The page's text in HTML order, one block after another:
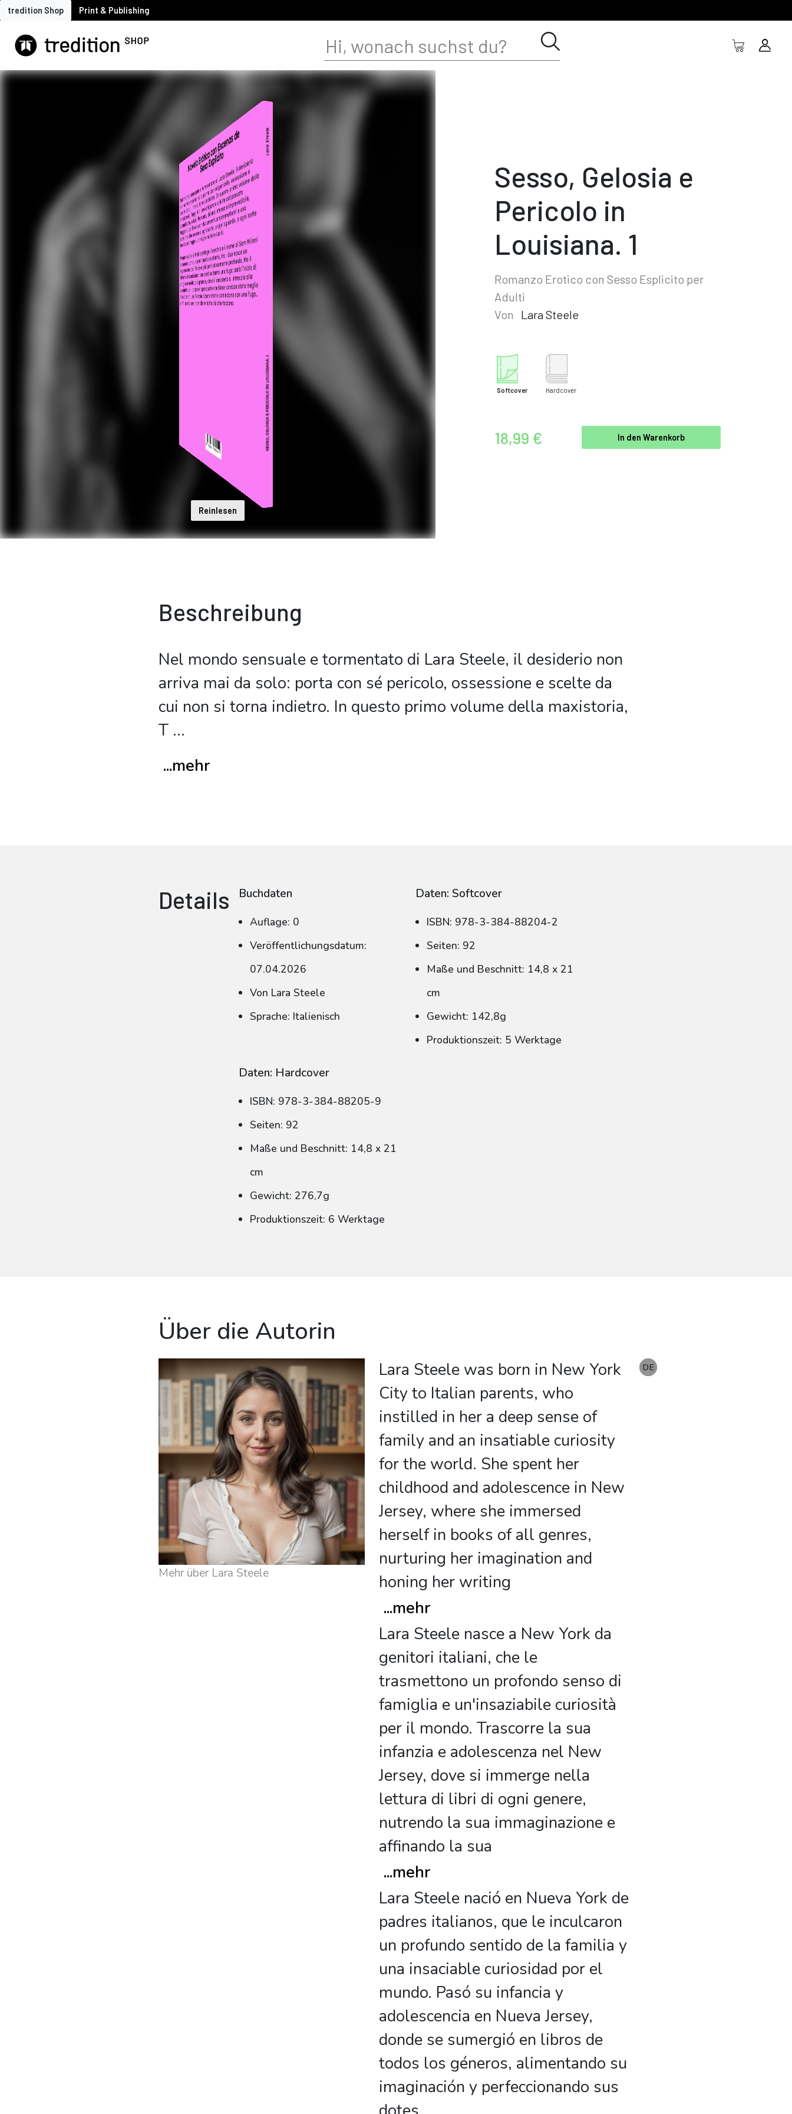
tredition Shop Print & Publishing
Reinlesen
Sesso, Gelosia e
Pericolo in
Louisiana. 1
Romanzo Erotico con Sesso Esplicito per
Adulti
Von
Lara Steele
Softcover Hardcover
18,99 € In den Warenkorb
Beschreibung
Nel mondo sensuale e tormentato di Lara Steele, il desiderio non
arriva mai da solo: porta con sé pericolo, ossessione e scelte da
cui non si torna indietro. In questo primo volume della maxistoria,
T...
...mehr
Details Buchdaten
Auflage: 0
Veröffentlichungsdatum:
07.04.2026
Von Lara Steele
Sprache: Italienisch
Daten: Softcover
ISBN: 978-3-384-88204-2
Seiten: 92
Maße und Beschnitt: 14,8 x 21
cm
Gewicht: 142,8g
Produktionszeit: 5 Werktage
Daten: Hardcover
ISBN: 978-3-384-88205-9
Seiten: 92
Maße und Beschnitt: 14,8 x 21
cm
Gewicht: 276,7g
Produktionszeit: 6 Werktage
Über die Autorin
Mehr über Lara Steele
Lara Steele was born in New York
City to Italian parents, who
instilled in her a deep sense of
family and an insatiable curiosity
for the world. She spent her
childhood and adolescence in New
Jersey, where she immersed
herself in books of all genres,
nurturing her imagination and
honing her writing
...mehr
Lara Steele nasce a New York da
genitori italiani, che le
trasmettono un profondo senso di
famiglia e un'insaziabile curiosità
per il mondo. Trascorre la sua
infanzia e adolescenza nel New
Jersey, dove si immerge nella
lettura di libri di ogni genere,
nutrendo la sua immaginazione e
affinando la sua
...mehr
Lara Steele nació en Nueva York de
padres italianos, que le inculcaron
un profundo sentido de la familia y
una insaciable curiosidad por el
mundo. Pasó su infancia y
adolescencia en Nueva Jersey,
donde se sumergió en libros de
todos los géneros, alimentando su
imaginación y perfeccionando sus
EN
DE
DE